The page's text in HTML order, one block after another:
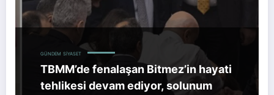
GÜNDEM SIYASET
TBMM’de fenalaşan Bitmez’in hayati
tehlikesi devam ediyor, solunum